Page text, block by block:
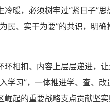
冷暖，必须树牢过“紧日子”
民、实干为要”的共识，明
环相扣、内容上层层递进，
学习”，一体推进学、查、
崛起的重要战略支点贡献坚